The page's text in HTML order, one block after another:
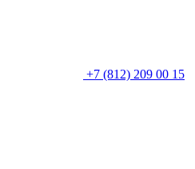
+7 (812) 209 00 15